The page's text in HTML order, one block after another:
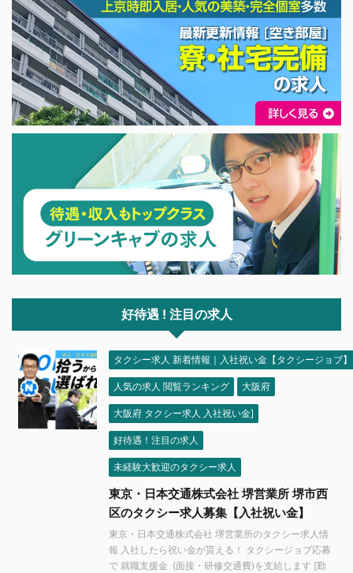
好待遇 ! 注目の求人
タクシー求人 新着情報｜入社祝い金【タクシージョブ】
人気の求人 閲覧ランキング 大阪府
大阪府 タクシー求人 入社祝い金]
好待遇！注目の求人
未経験大歓迎のタクシー求人
東京・日本交通株式会社 堺営業所 堺市西
区のタクシー求人募集【入社祝い金】
東京・日本交通株式会社 堺営業所のタクシー求人情
報 入社したら祝い金が貰える！ タクシージョブ応募
で 就職支援金 (面接・研修交通費)を支給します [勤